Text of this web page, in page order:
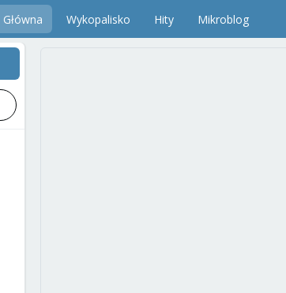
Główna Wykopalisko Hity Mikroblog